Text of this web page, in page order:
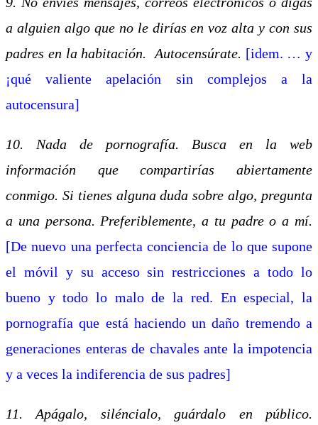
a alguien algo que no le dirías en voz alta y con sus
padres en la habitación. Autocensúrate. [idem. … y
¡qué valiente apelación sin complejos a la
autocensura]
10. Nada de pornografía. Busca en la web
información que compartirías abiertamente
conmigo. Si tienes alguna duda sobre algo, pregunta
a una persona. Preferiblemente, a tu padre o a mí.
[De nuevo una perfecta conciencia de lo que supone
el móvil y su acceso sin restricciones a todo lo
bueno y todo lo malo de la red. En especial, la
pornografía que está haciendo un daño tremendo a
generaciones enteras de chavales ante la impotencia
y a veces la indiferencia de sus padres]
11. Apágalo, siléncialo, guárdalo en público.